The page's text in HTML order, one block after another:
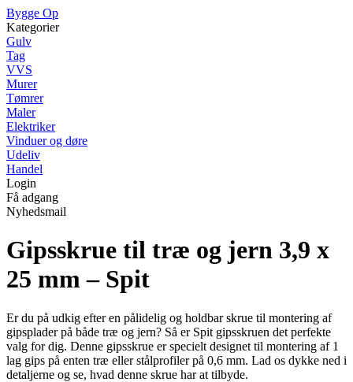
Bygge Op
Kategorier
Gulv
Tag
VVS
Murer
Tømrer
Maler
Elektriker
Vinduer og døre
Udeliv
Handel
Login
Få adgang
Nyhedsmail
Gipsskrue til træ og jern 3,9 x
25 mm – Spit
Er du på udkig efter en pålidelig og holdbar skrue til montering af
gipsplader på både træ og jern? Så er Spit gipsskruen det perfekte
valg for dig. Denne gipsskrue er specielt designet til montering af 1
lag gips på enten træ eller stålprofiler på 0,6 mm. Lad os dykke ned i
detaljerne og se, hvad denne skrue har at tilbyde.